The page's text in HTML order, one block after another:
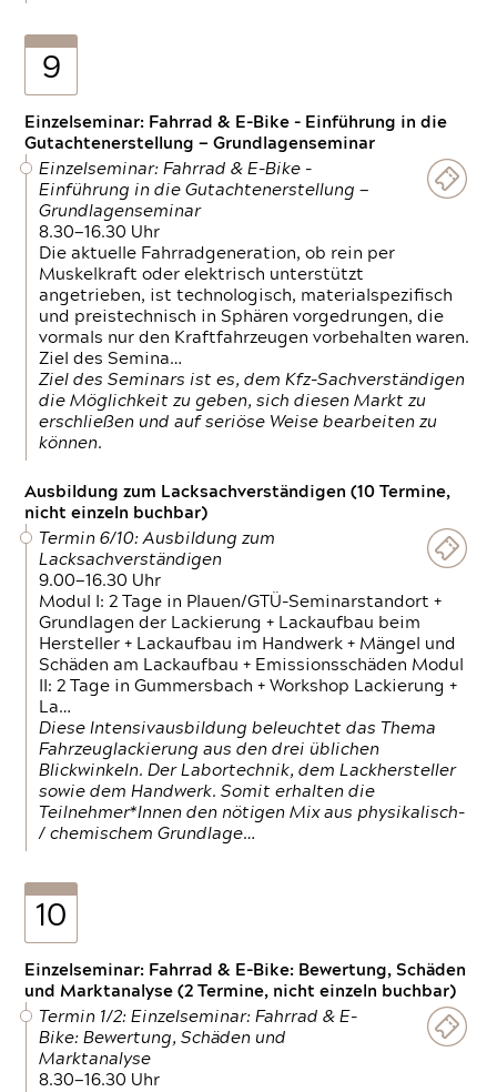
9
Einzelseminar: Fahrrad & E-Bike - Einführung in die
Gutachtenerstellung — Grundlagenseminar
Einzelseminar: Fahrrad & E-Bike -
Einführung in die Gutachtenerstellung —
Grundlagenseminar
8.30—16.30 Uhr
Die aktuelle Fahrradgeneration, ob rein per
Muskelkraft oder elektrisch unterstützt
angetrieben, ist technologisch, materialspezifisch
und preistechnisch in Sphären vorgedrungen, die
vormals nur den Kraftfahrzeugen vorbehalten waren.
Ziel des Semina…
Ziel des Seminars ist es, dem Kfz-Sachverständigen
die Möglichkeit zu geben, sich diesen Markt zu
erschließen und auf seriöse Weise bearbeiten zu
können.
Ausbildung zum Lacksachverständigen (10 Termine,
nicht einzeln buchbar)
Termin 6/10: Ausbildung zum
Lacksachverständigen
9.00—16.30 Uhr
Modul I: 2 Tage in Plauen/GTÜ-Seminarstandort +
Grundlagen der Lackierung + Lackaufbau beim
Hersteller + Lackaufbau im Handwerk + Mängel und
Schäden am Lackaufbau + Emissionsschäden Modul
II: 2 Tage in Gummersbach + Workshop Lackierung +
La…
Diese Intensivausbildung beleuchtet das Thema
Fahrzeuglackierung aus den drei üblichen
Blickwinkeln. Der Labortechnik, dem Lackhersteller
sowie dem Handwerk. Somit erhalten die
Teilnehmer*Innen den nötigen Mix aus physikalisch-
/ chemischem Grundlage…
10
Einzelseminar: Fahrrad & E-Bike: Bewertung, Schäden
und Marktanalyse (2 Termine, nicht einzeln buchbar)
Termin 1/2: Einzelseminar: Fahrrad & E-
Bike: Bewertung, Schäden und
Marktanalyse
8.30—16.30 Uhr